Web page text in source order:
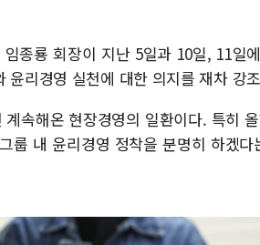
종룡 회장이 지난 5일과 10일, 11일
리경영 실천에 대한 의지를 재차 강
속해온 현장경영의 일환이다. 특히
룹 내 윤리경영 정착을 분명히 하겠다